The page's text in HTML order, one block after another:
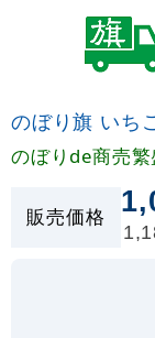
のぼり旗 いち
のぼりde商売
販売価格